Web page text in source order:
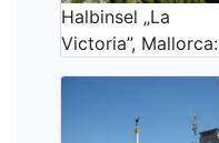
Halbinsel „La
Victoria”, Mallorca: